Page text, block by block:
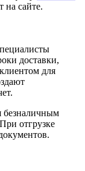
на сайте.
доставки,
для
безналичным
отгрузке